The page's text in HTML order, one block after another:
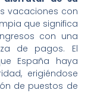
vacaciones con
que significa
con una
de pagos. El
España haya
erigiéndose
de puestos de